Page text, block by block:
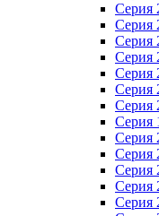
Серия
Серия
Серия
Серия
Серия
Серия
Серия
Серия
Серия
Серия
Серия
Серия
Серия